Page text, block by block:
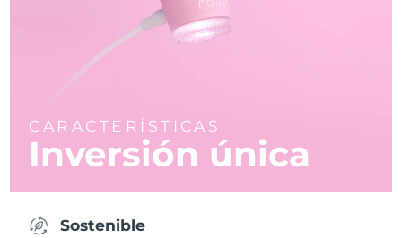
CARACTERÍSTICAS
Inversión única
Sostenible